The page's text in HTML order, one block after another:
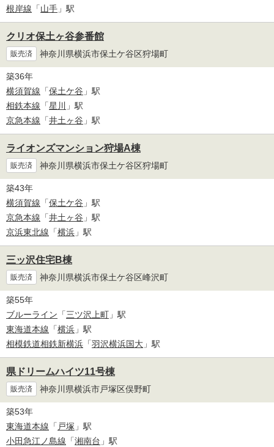
根岸線 「山手 」駅
クリオ保土ヶ谷参番館
販売済 神奈川県横浜市保土ケ谷区狩場町
築36年
横須賀線 「保土ケ谷 」駅
相鉄本線 「星川
」駅
京急本線 「井土ヶ谷 」駅
ライオンズマンション狩場A棟
販売済 神奈川県横浜市保土ケ谷区狩場町
築43年
横須賀線 「保土ケ谷 」駅
京急本線 「井土ヶ谷 」駅
京浜東北線 「横浜 」駅
三ッ沢住宅B棟
販売済 神奈川県横浜市保土ケ谷区峰沢町
築55年
ブルーライン 「三ツ沢上町 」駅
東海道本線 「横浜 」駅
相模鉄道相鉄新横浜 「羽沢横浜国大 」駅
県ドリームハイツ11号棟
販売済 神奈川県横浜市戸塚区俣野町
築53年
東海道本線 「 戸塚 」駅
小田急江ノ島線 「湘南台 」駅